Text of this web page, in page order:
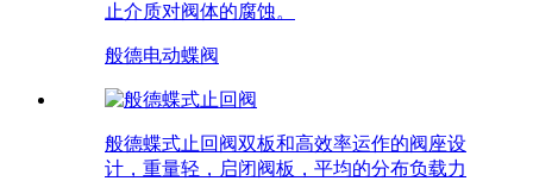
止介质对阀体的腐蚀。
般德电动蝶阀
般德蝶式止回阀双板和高效率运作的阀座设
计，重量轻，启闭阀板，平均的分布负载力